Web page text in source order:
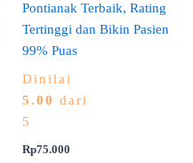
Pontianak Terbaik, Rating
Tertinggi dan Bikin Pasien
99% Puas
Dinilai
5.00 dari
5
Rp75.000